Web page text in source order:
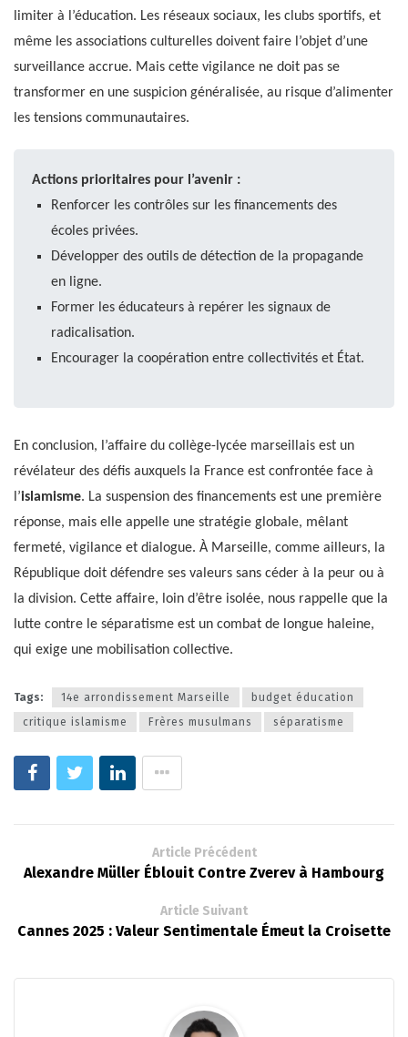
limiter à l’éducation. Les réseaux sociaux, les clubs sportifs, et
même les associations culturelles doivent faire l’objet d’une
surveillance accrue. Mais cette vigilance ne doit pas se
transformer en une suspicion généralisée, au risque d’alimenter
les tensions communautaires.
Actions prioritaires pour l’avenir :
Renforcer les contrôles sur les financements des
écoles privées.
Développer des outils de détection de la propagande
en ligne.
Former les éducateurs à repérer les signaux de
radicalisation.
Encourager la coopération entre collectivités et État.
En conclusion, l’affaire du collège-lycée marseillais est un
révélateur des défis auxquels la France est confrontée face à
l’islamisme. La suspension des financements est une première
réponse, mais elle appelle une stratégie globale, mêlant
fermeté, vigilance et dialogue. À Marseille, comme ailleurs, la
République doit défendre ses valeurs sans céder à la peur ou à
la division. Cette affaire, loin d’être isolée, nous rappelle que la
lutte contre le séparatisme est un combat de longue haleine,
qui exige une mobilisation collective.
Tags: 14e arrondissement Marseille
budget éducation
critique islamisme
Frères musulmans séparatisme
Article Précédent
Alexandre Müller Éblouit Contre Zverev à Hambourg
Article Suivant
Cannes 2025 : Valeur Sentimentale Émeut la Croisette